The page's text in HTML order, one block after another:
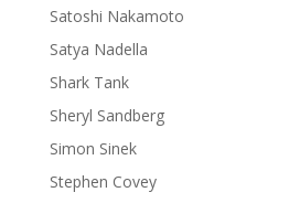
Satoshi Nakamoto
Satya Nadella
Shark Tank
Sheryl Sandberg
Simon Sinek
Stephen Covey